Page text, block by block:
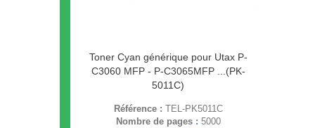
Toner Cyan générique pour Utax P-
C3060 MFP - P-C3065MFP ...(PK-
5011C)
Référence : TEL-PK5011C
Nombre de pages : 5000